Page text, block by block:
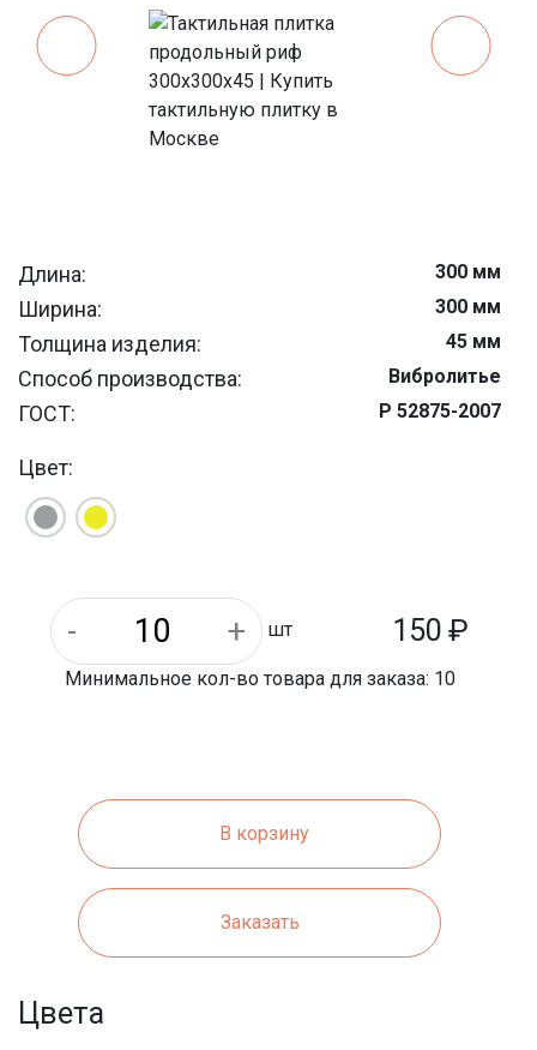
Длина: 300 мм
Ширина: 300 мм
Толщина изделия: 45 мм
Способ производства: Вибролитье
ГОСТ: Р 52875-2007
Цвет:
шт 150 ₽
Минимальное кол-во товара для заказа: 10
В корзину
Заказать
Цвета